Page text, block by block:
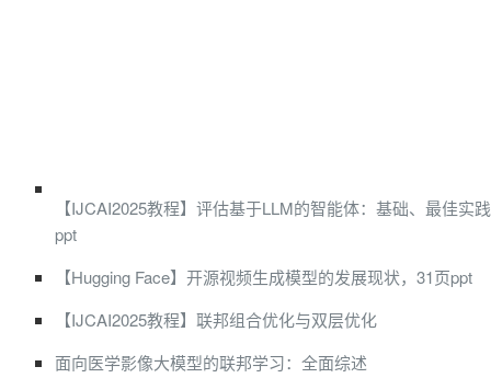
【IJCAI2025教程】评估基于LLM的智能体：基础、最佳实
ppt
【Hugging Face】开源视频生成模型的发展现状，31页ppt
【IJCAI2025教程】联邦组合优化与双层优化
面向医学影像大模型的联邦学习：全面综述